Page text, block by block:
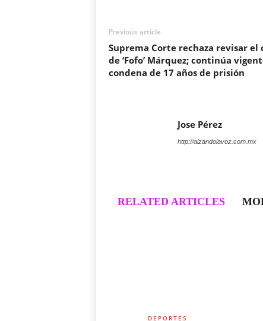
Previous article
Suprema Corte rechaza revisar el
de ‘Fofo’ Márquez; continúa
condena de 17 años de prisión
Jose Pérez
http://alzandolavoz.com.mx
RELATED ARTICLES
DEPORTES